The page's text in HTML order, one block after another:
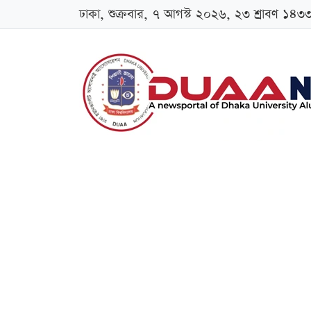
ঢাকা, শুক্রবার, ৭ আগস্ট ২০২৬, ২৩ শ্রাবণ